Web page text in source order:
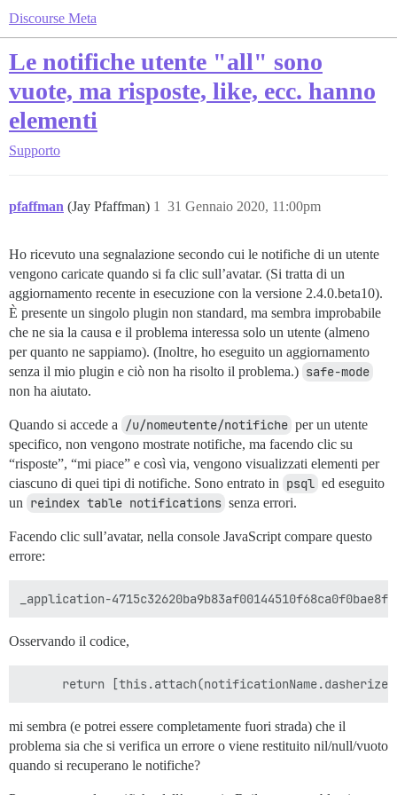
Discourse Meta
Le notifiche utente "all" sono
vuote, ma risposte, like, ecc. hanno
elementi
Supporto
pfaffman (Jay Pfaffman) 31 Gennaio 2020, 11:00pm
1
Ho ricevuto una segnalazione secondo cui le notifiche di un utente
vengono caricate quando si fa clic sull’avatar. (Si tratta di un
aggiornamento recente in esecuzione con la versione 2.4.0.beta10).
È presente un singolo plugin non standard, ma sembra improbabile
che ne sia la causa e il problema interessa solo un utente (almeno
per quanto ne sappiamo). (Inoltre, ho eseguito un aggiornamento
senza il mio plugin e ciò non ha risolto il problema.) safe-mode
non ha aiutato.
Quando si accede a /u/nomeutente/notifiche per un utente
specifico, non vengono mostrate notifiche, ma facendo clic su
“risposte”, “mi piace” e così via, vengono visualizzati elementi per
ciascuno di quei tipi di notifiche. Sono entrato in psql ed eseguito
un reindex table notifications senza errori.
Facendo clic sull’avatar, nella console JavaScript compare questo
errore:
Osservando il codice,
mi sembra (e potrei essere completamente fuori strada) che il
problema sia che si verifica un errore o viene restituito nil/null/vuoto
quando si recuperano le notifiche?